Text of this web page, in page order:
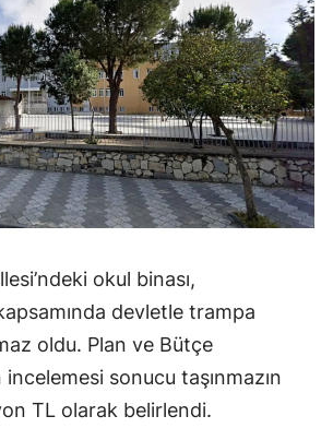
okul binası,
devletle trampa
oldu. Plan ve Bütçe
incelemesi sonucu taşınmazın
TL olarak belirlendi.